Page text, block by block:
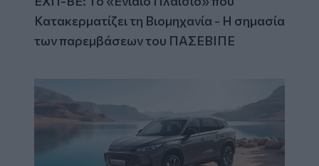
Κατακερματίζει τη Βιομηχανία - Η σημασία
των παρεμβάσεων του ΠΑΣΕΒΙΠΕ